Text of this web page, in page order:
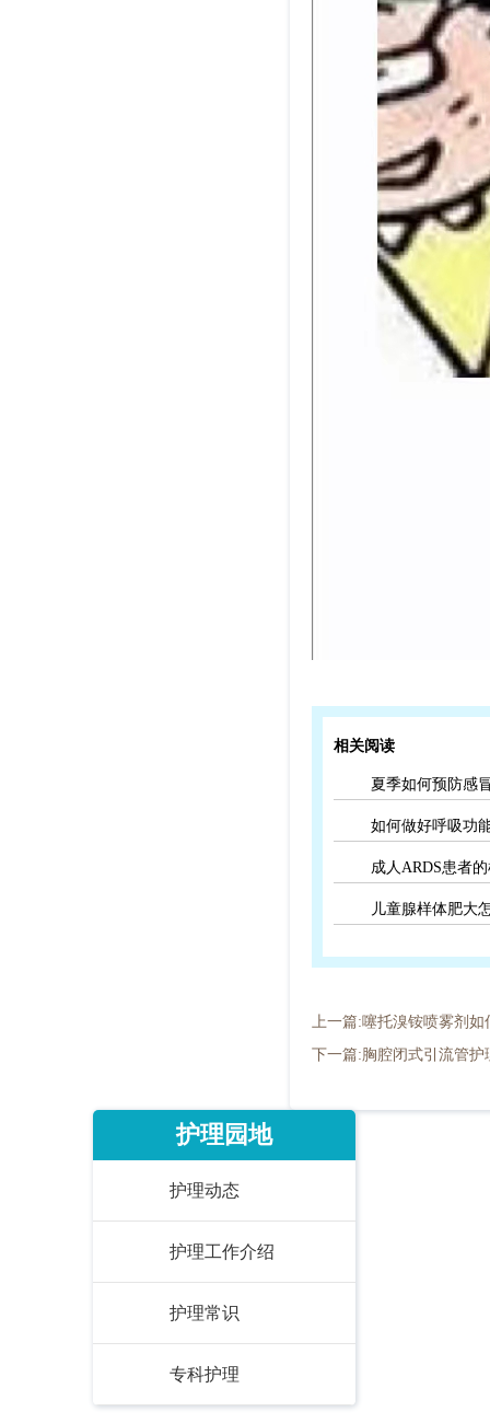
相关阅读
夏季如何预防感
如何做好呼吸功
成人ARDS患者
儿童腺样体肥大
上一篇:噻托溴铵喷雾剂如
下一篇:胸腔闭式引流管护
护理园地
护理动态
护理工作介绍
护理常识
专科护理